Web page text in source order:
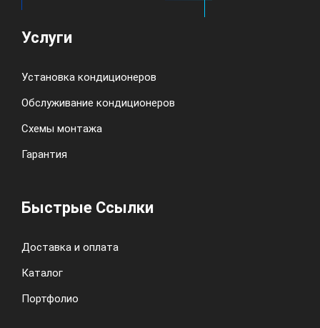
Услуги
Установка кондиционеров
Обслуживание кондиционеров
Схемы монтажа
Гарантия
Быстрые Ссылки
Доставка и оплата
Каталог
Портфолио